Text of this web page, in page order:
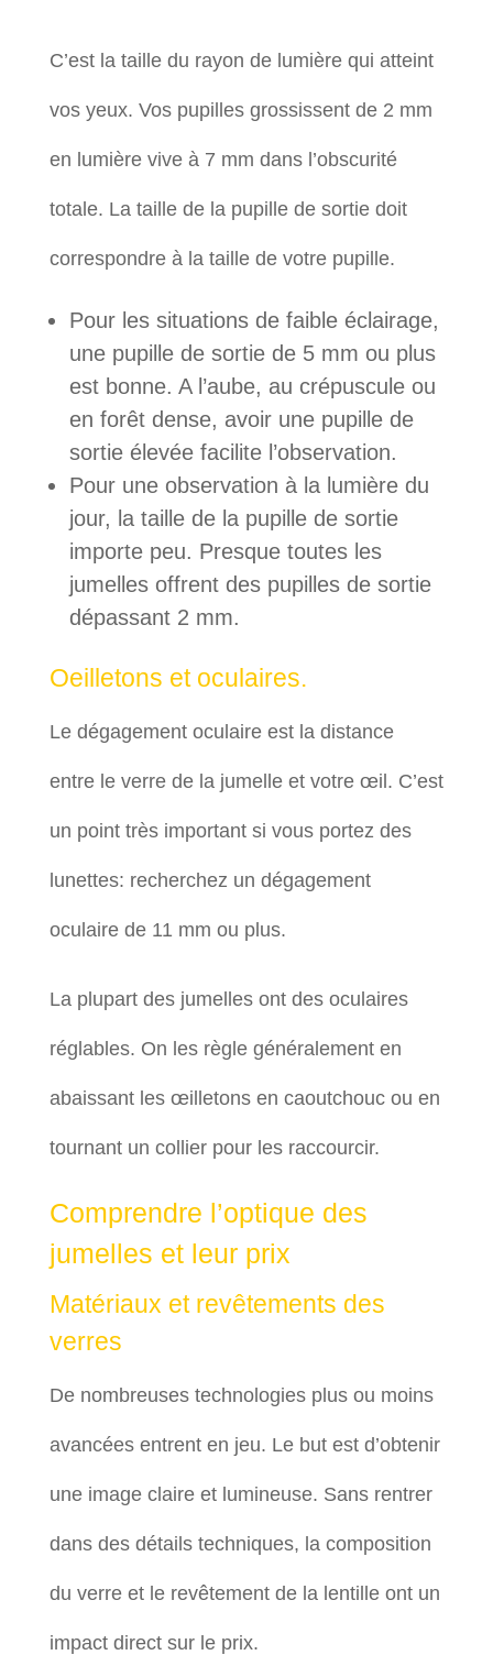
C’est la taille du rayon de lumière qui atteint
vos yeux. Vos pupilles grossissent de 2 mm
en lumière vive à 7 mm dans l’obscurité
totale. La taille de la pupille de sortie doit
correspondre à la taille de votre pupille.
Pour les situations de faible éclairage,
une pupille de sortie de 5 mm ou plus
est bonne. A l’aube, au crépuscule ou
en forêt dense, avoir une pupille de
sortie élevée facilite l’observation.
Pour une observation à la lumière du
jour, la taille de la pupille de sortie
importe peu. Presque toutes les
jumelles offrent des pupilles de sortie
dépassant 2 mm.
Oeilletons et oculaires.
Le dégagement oculaire est la distance
entre le verre de la jumelle et votre œil. C’est
un point très important si vous portez des
lunettes: recherchez un dégagement
oculaire de 11 mm ou plus.
La plupart des jumelles ont des oculaires
réglables. On les règle généralement en
abaissant les œilletons en caoutchouc ou en
tournant un collier pour les raccourcir.
Comprendre l’optique des
jumelles et leur prix
Matériaux et revêtements des
verres
De nombreuses technologies plus ou moins
avancées entrent en jeu. Le but est d’obtenir
une image claire et lumineuse. Sans rentrer
dans des détails techniques, la composition
du verre et le revêtement de la lentille ont un
impact direct sur le prix.